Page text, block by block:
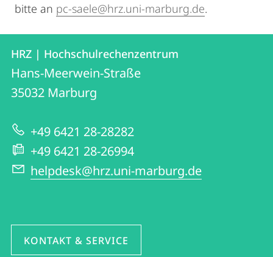
bitte an pc-saele@hrz.uni-marburg.de.
Kontakt
und
Informationen
zur
Website
Kontaktinformationen
HRZ
|
Hochschulrechenzentrum
HRZ | Hochschulrechenzentrum
Hans-Meerwein-Straße
35032 Marburg
+49 6421 28-28282
+49 6421 28-26994
helpdesk@hrz.uni-marburg.de
KONTAKT & SERVICE